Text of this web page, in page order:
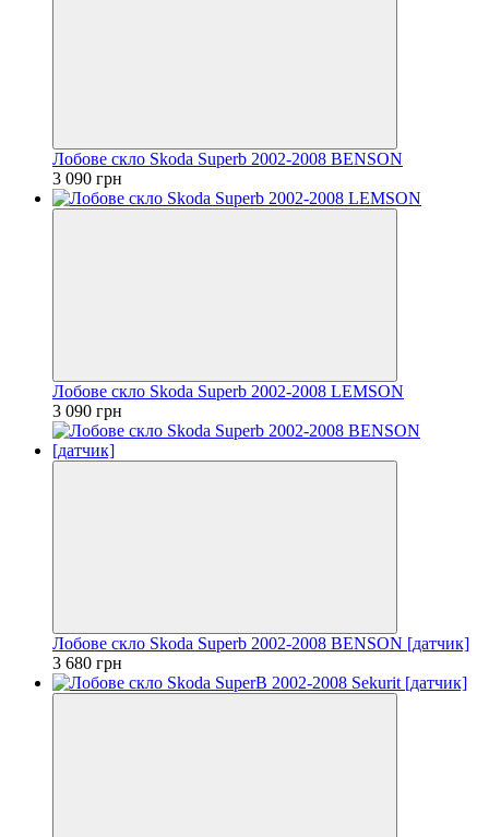
Лобове скло Skoda Superb 2002-2008 BENSON
3 090 грн
Лобове скло Skoda Superb 2002-2008 LEMSON
3 090 грн
Лобове скло Skoda Superb 2002-2008 BENSON [датчик]
3 680 грн